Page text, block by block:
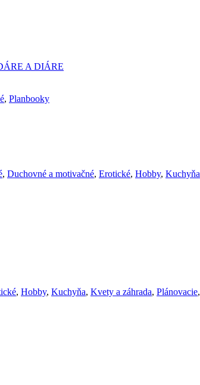
, Planbooky
, Duchovné a motivačné, Erotické, Hobby, Kuchyňa
, Hobby, Kuchyňa, Kvety a záhrada, Plánovacie,